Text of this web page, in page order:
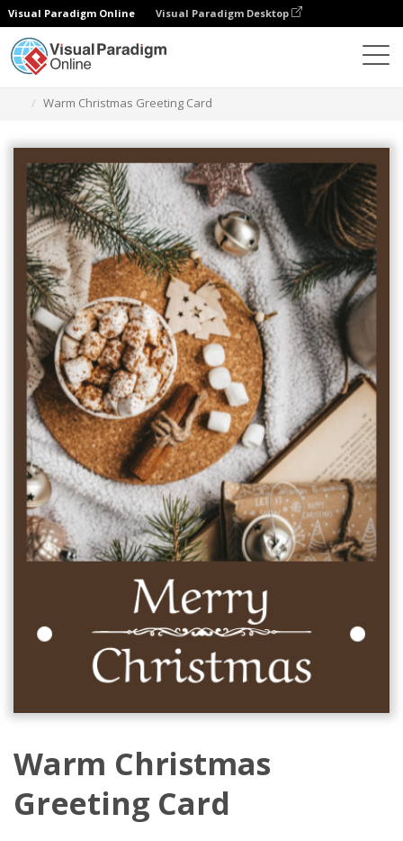
Visual Paradigm Online Visual Paradigm Desktop
Warm Christmas Greeting Card
Warm Christmas
Greeting Card